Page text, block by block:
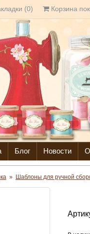
(0) Корзина
Блог Новости
» Шаблоны для ручной